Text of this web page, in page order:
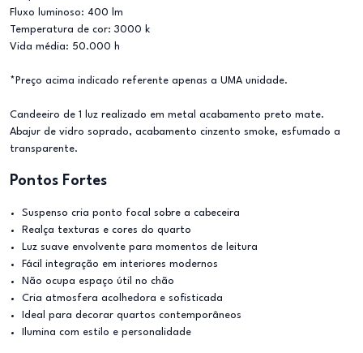
Fluxo luminoso: 400 lm
Temperatura de cor: 3000 k
Vida média: 50.000 h
*Preço acima indicado referente apenas a UMA unidade.
Candeeiro de 1 luz realizado em metal acabamento preto mate.
Abajur de vidro soprado, acabamento cinzento smoke, esfumado a
transparente.
Pontos Fortes
Suspenso cria ponto focal sobre a cabeceira
Realça texturas e cores do quarto
Luz suave envolvente para momentos de leitura
Fácil integração em interiores modernos
Não ocupa espaço útil no chão
Cria atmosfera acolhedora e sofisticada
Ideal para decorar quartos contemporâneos
Ilumina com estilo e personalidade